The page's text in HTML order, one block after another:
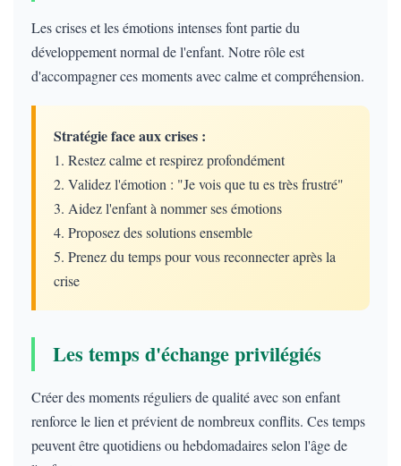
Les crises et les émotions intenses font partie du
développement normal de l'enfant. Notre rôle est
d'accompagner ces moments avec calme et compréhension.
Stratégie face aux crises :
1. Restez calme et respirez profondément
2. Validez l'émotion : "Je vois que tu es très frustré"
3. Aidez l'enfant à nommer ses émotions
4. Proposez des solutions ensemble
5. Prenez du temps pour vous reconnecter après la
crise
Les temps d'échange privilégiés
Créer des moments réguliers de qualité avec son enfant
renforce le lien et prévient de nombreux conflits. Ces temps
peuvent être quotidiens ou hebdomadaires selon l'âge de